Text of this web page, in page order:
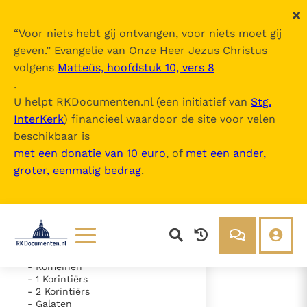
“Voor niets hebt gij ontvangen, voor niets moet gij
geven.” Evangelie van Onze Heer Jezus Christus
volgens Matteüs, hoofdstuk 10, vers 8
.
U helpt RKDocumenten.nl (een initiatief van Stg.
InterKerk) financieel waardoor de site voor velen
beschikbaar is
met een donatie van 10 euro, of met een ander,
groter, eenmalig bedrag.
Lezen
Documenten
Over ons
De Bijbel
Inhoudsopgave
uitklappen
- Oude Testament
- Evangelie volgens Matteüs
- Evangelie volgens Marcus
- Evangelie volgens Lucas
- Evangelie volgens Johannes
- Romeinen
- 1 Korintiërs
- 2 Korintiërs
- Galaten
- Hoofdstuk 3